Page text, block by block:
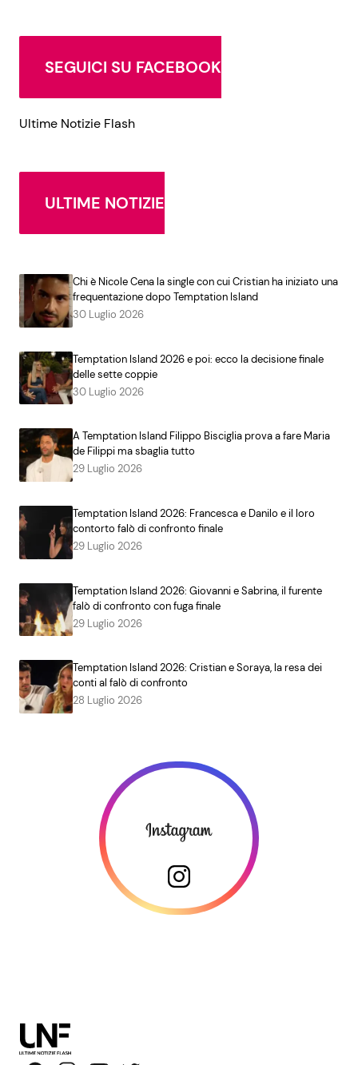
SEGUICI SU FACEBOOK
Ultime Notizie Flash
ULTIME NOTIZIE
Chi è Nicole Cena la single con cui Cristian ha iniziato una
frequentazione dopo Temptation Island
30 Luglio 2026
Temptation Island 2026 e poi: ecco la decisione finale
delle sette coppie
30 Luglio 2026
A Temptation Island Filippo Bisciglia prova a fare Maria
de Filippi ma sbaglia tutto
29 Luglio 2026
Temptation Island 2026: Francesca e Danilo e il loro
contorto falò di confronto finale
29 Luglio 2026
Temptation Island 2026: Giovanni e Sabrina, il furente
falò di confronto con fuga finale
29 Luglio 2026
Temptation Island 2026: Cristian e Soraya, la resa dei
conti al falò di confronto
28 Luglio 2026